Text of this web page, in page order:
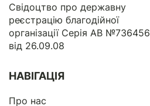
Свідоцтво про державну
реєстрацію благодійної
організації Серія АВ №736456
від 26.09.08
НАВІГАЦІЯ
Про нас